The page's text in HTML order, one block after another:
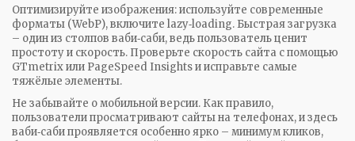
Оптимизируйте изображения: используйте современные
форматы (WebP), включите lazy‑loading. Быстрая загрузка
– один из столпов ваби‑саби, ведь пользователь ценит
простоту и скорость. Проверьте скорость сайта с помощью
GTmetrix или PageSpeed Insights и исправьте самые
тяжёлые элементы.
Не забывайте о мобильной версии. Как правило,
пользователи просматривают сайты на телефонах, и здесь
ваби‑саби проявляется особенно ярко – минимум кликов,